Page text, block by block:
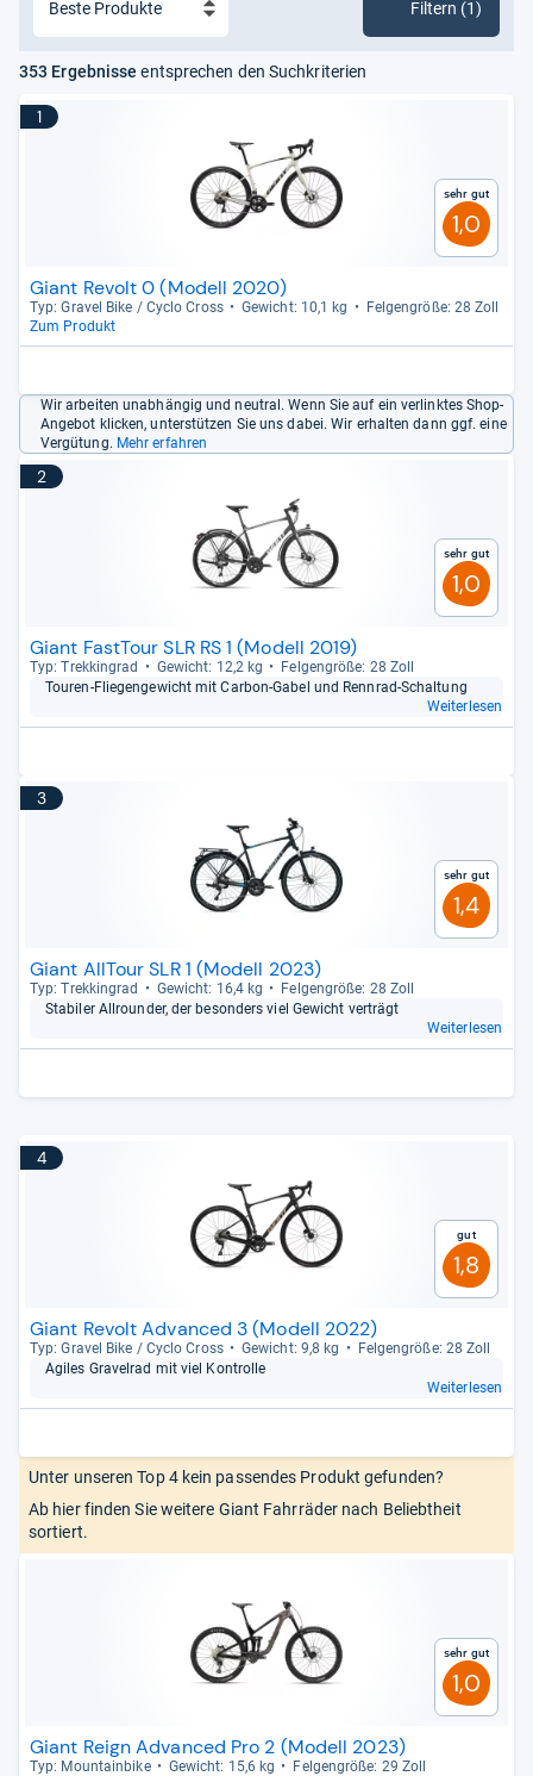
Filtern (1)
353 Ergebnisse entsprechen den Suchkriterien
1
Sehr gut
1,0
Giant Revolt 0 (Modell 2020)
Typ: Gra­vel Bike / Cyclo Cross Gewicht: 10,1 kg
Fel­gen­größe: 28 Zoll
Zum Produkt
Wir arbeiten unabhängig und neutral. Wenn Sie auf ein verlinktes Shop-
Angebot klicken, unterstützen Sie uns dabei. Wir erhalten dann ggf. eine
Vergütung. Mehr erfahren
2
Sehr gut
1,0
Giant FastTour SLR RS 1 (Modell 2019)
Typ: Trek­kin­grad Gewicht: 12,2 kg
Fel­gen­größe: 28 Zoll
Tou­ren-​Flie­gen­ge­wicht mit Car­bon-​Gabel und Renn­rad-​Schal­tung
Weiterlesen
3
Sehr gut
1,4
Giant AllTour SLR 1 (Modell 2023)
Typ: Trek­kin­grad Gewicht: 16,4 kg
Fel­gen­größe: 28 Zoll
Sta­bi­ler All­roun­der, der beson­ders viel Gewicht ver­trägt
Weiterlesen
4
Gut
1,8
Giant Revolt Advanced 3 (Modell 2022)
Typ: Gra­vel Bike / Cyclo Cross Gewicht: 9,8 kg
Fel­gen­größe: 28 Zoll
Agi­les Gra­vel­rad mit viel Kon­trolle
Weiterlesen
Unter unseren Top 4 kein passendes Produkt gefunden?
Ab hier finden Sie weitere Giant Fahrräder nach Beliebtheit
sortiert.
Sehr gut
1,0
Giant Reign Advanced Pro 2 (Modell 2023)
Typ: Moun­tain­bike Gewicht: 15,6 kg
Fel­gen­größe: 29 Zoll